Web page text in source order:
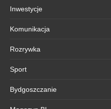
Inwestycje
Komunikacja
Rozrywka
Sport
Bydgoszczanie